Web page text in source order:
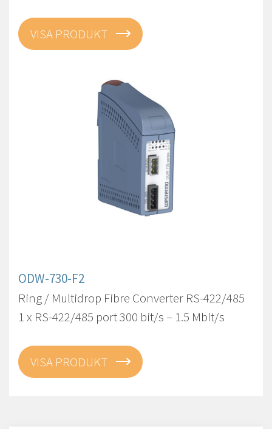
VISA PRODUKT
ODW-730-F2
Ring / Multidrop Fibre Converter RS-422/485
1 x RS-422/485 port 300 bit/s – 1.5 Mbit/s
VISA PRODUKT